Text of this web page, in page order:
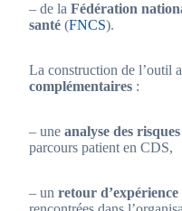
– de la Fédération
santé (FNCS).
La construction de l’outil
complémentaires :
– une analyse des risques
parcours patient en CDS,
– un retour d’expérience